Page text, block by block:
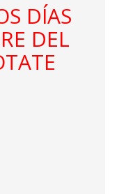
DÍAS
DEL